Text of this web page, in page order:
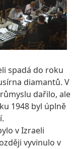
spadá do roku
diamantů. V
dařilo, ale
1948 byl úplně
v Izraeli
vyvinulo v